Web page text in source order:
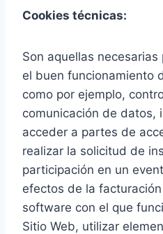
Cookies técnicas:
Son aquellas
el buen funcionamiento
como por ejemplo,
comunicación de datos,
acceder a partes de
realizar la solicitud de
participación en un
efectos de la
software con el que
Sitio Web, utilizar